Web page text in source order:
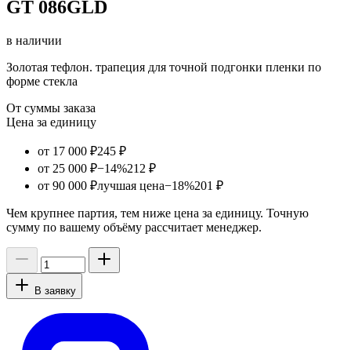
GT 086GLD
в наличии
Золотая тефлон. трапеция для точной подгонки пленки по
форме стекла
От суммы заказа
Цена за единицу
от 17 000 ₽245 ₽
от 25 000 ₽−14%212 ₽
от 90 000 ₽лучшая цена−18%201 ₽
Чем крупнее партия, тем ниже цена за единицу. Точную
сумму по вашему объёму рассчитает менеджер.
В заявку